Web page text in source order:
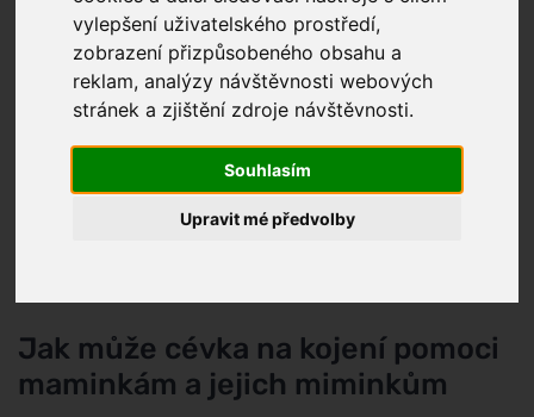
vylepšení uživatelského prostředí,
zobrazení přizpůsobeného obsahu a
reklam, analýzy návštěvnosti webových
stránek a zjištění zdroje návštěvnosti.
Souhlasím
Upravit mé předvolby
Jak může cévka na kojení pomoci
maminkám a jejich miminkům